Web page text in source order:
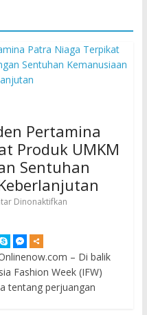
Pertamina
Produk UMKM
Sentuhan
Dinonaktifkan
– Di balik
Fashion Week (IFW)
tentang perjuangan